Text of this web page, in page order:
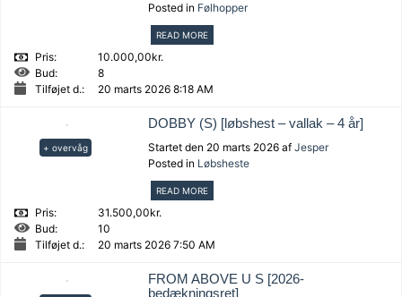
Posted in Følhopper
READ MORE
Pris:
10.000,00kr.
Bud:
8
Tilføjet d.:
20 marts 2026 8:18 AM
+ overvåg
DOBBY (S) [løbshest – vallak – 4 år]
Startet den 20 marts 2026 af Jesper
Posted in Løbsheste
READ MORE
Pris:
31.500,00kr.
Bud:
10
Tilføjet d.:
20 marts 2026 7:50 AM
FROM ABOVE U S [2026-
bedækningsret]